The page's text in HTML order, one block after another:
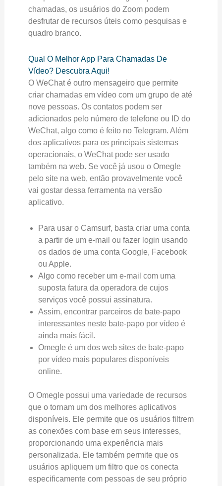
chamadas, os usuários do Zoom podem
desfrutar de recursos úteis como pesquisas e
quadro branco.
Qual O Melhor App Para Chamadas De
Vídeo? Descubra Aqui!
O WeChat é outro mensageiro que permite
criar chamadas em vídeo com um grupo de até
nove pessoas. Os contatos podem ser
adicionados pelo número de telefone ou ID do
WeChat, algo como é feito no Telegram. Além
dos aplicativos para os principais sistemas
operacionais, o WeChat pode ser usado
também na web. Se você já usou o Omegle
pelo site na web, então provavelmente você
vai gostar dessa ferramenta na versão
aplicativo.
Para usar o Camsurf, basta criar uma conta
a partir de um e-mail ou fazer login usando
os dados de uma conta Google, Facebook
ou Apple.
Algo como receber um e-mail com uma
suposta fatura da operadora de cujos
serviços você possui assinatura.
Assim, encontrar parceiros de bate-papo
interessantes neste bate-papo por vídeo é
ainda mais fácil.
Omegle é um dos web sites de bate-papo
por vídeo mais populares disponíveis
online.
O Omegle possui uma variedade de recursos
que o tornam um dos melhores aplicativos
disponíveis. Ele permite que os usuários filtrem
as conexões com base em seus interesses,
proporcionando uma experiência mais
personalizada. Ele também permite que os
usuários apliquem um filtro que os conecta
especificamente com pessoas de seu próprio